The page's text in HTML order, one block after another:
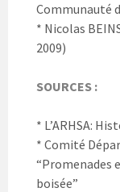
Communauté
* Nicolas
2009)
SOURCES :
* L’ARHSA:
* Comité
“Promenades
boisée”